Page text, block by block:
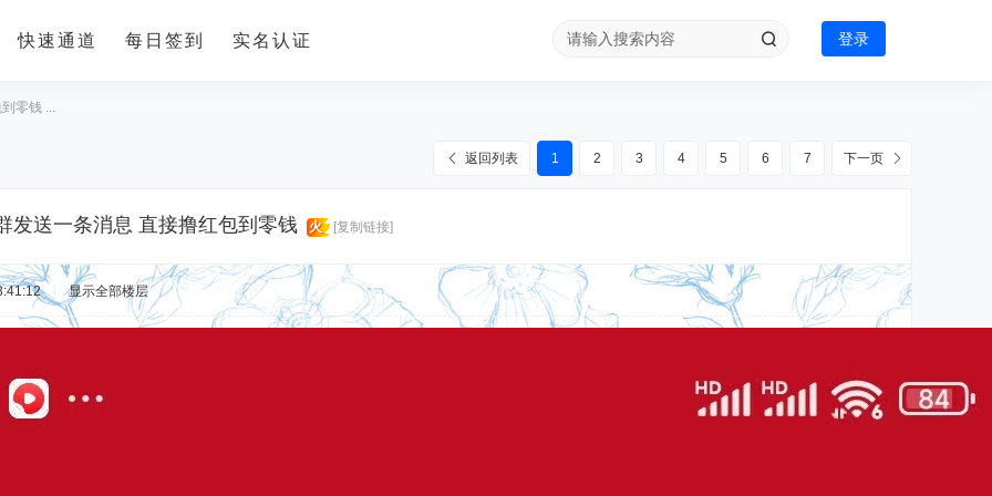
快速通道 每日签到 实名认证 登录
零钱 ...
1 2 3 4 5 6 7 下一页
返回列表
发送一条消息 直接撸红包到零钱 火 [复制链接]
显示全部楼层